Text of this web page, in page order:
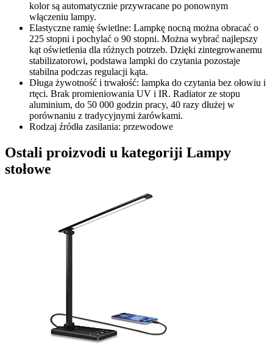
kolor są automatycznie przywracane po ponownym
włączeniu lampy.
Elastyczne ramię świetlne: Lampkę nocną można obracać o
225 stopni i pochylać o 90 stopni. Można wybrać najlepszy
kąt oświetlenia dla różnych potrzeb. Dzięki zintegrowanemu
stabilizatorowi, podstawa lampki do czytania pozostaje
stabilna podczas regulacji kąta.
Długa żywotność i trwałość: lampka do czytania bez ołowiu i
rtęci. Brak promieniowania UV i IR. Radiator ze stopu
aluminium, do 50 000 godzin pracy, 40 razy dłużej w
porównaniu z tradycyjnymi żarówkami.
Rodzaj źródła zasilania: przewodowe
Ostali proizvodi u kategoriji Lampy
stołowe